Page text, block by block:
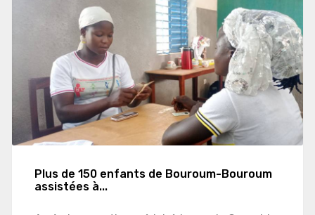
Plus de 150 enfants de Bouroum-Bouroum
assistées à...